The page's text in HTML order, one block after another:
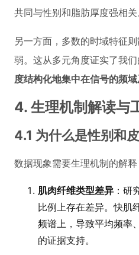
共同与性别和脂肪厚度强相关
另一方面，多数的时域特征
弱。这从多元角度证实了我
度结构化地集中在信号的频
4. 生理机制解读与
4.1 为什么是性别和
数据现象需要生理机制的解
肌肉纤维类型差异 ：研
比例上存在差异。快肌
频谱上，导致平均频率
的证据支持。